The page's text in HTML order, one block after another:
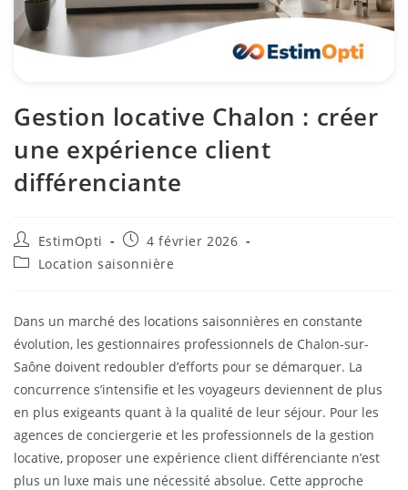
Gestion locative Chalon : créer
une expérience client
différenciante
EstimOpti
4 février 2026
Location saisonnière
Dans un marché des locations saisonnières en constante
évolution, les gestionnaires professionnels de Chalon-sur-
Saône doivent redoubler d’efforts pour se démarquer. La
concurrence s’intensifie et les voyageurs deviennent de plus
en plus exigeants quant à la qualité de leur séjour. Pour les
agences de conciergerie et les professionnels de la gestion
locative, proposer une expérience client différenciante n’est
plus un luxe mais une nécessité absolue. Cette approche